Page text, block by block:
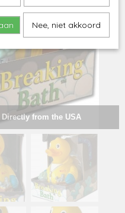
from the USA
Nee, niet akkoord